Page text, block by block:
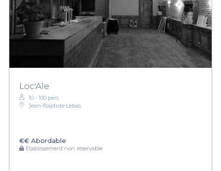
Loc'Ale
10 - 100 pers.
Jean-Baptiste Lebas
€€ Abordable
Établissement non réservable